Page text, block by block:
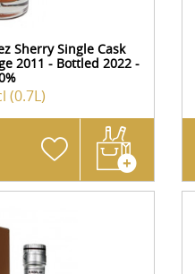
Sherry Single Cask
2011 - Bottled 2022 -
(0.7L)